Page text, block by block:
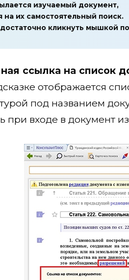
изучаемый документ,
на их самостоятельный поиск.
кликнуть мышкой
ссылка на список
отображается
под названием
входе в документ из